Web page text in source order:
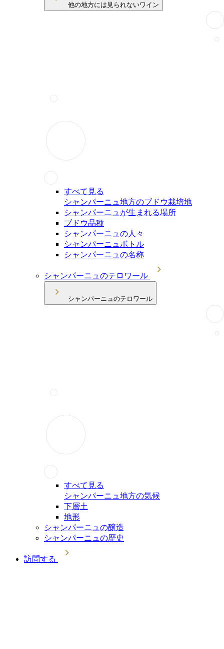
他の地方には見られないワイン
すべて見る
シャンパーニュ地方のブドウ栽培地
シャンパーニュが生まれる場所
ブドウ品種
シャンパーニュの人々
シャンパーニュボトル
シャンパーニュの名称
シャンパーニュのテロワール
シャンパーニュのテロワール
すべて見る
シャンパーニュ地方の気候
下層土
地形
シャンパーニュの醸造
シャンパーニュの歴史
訪問する